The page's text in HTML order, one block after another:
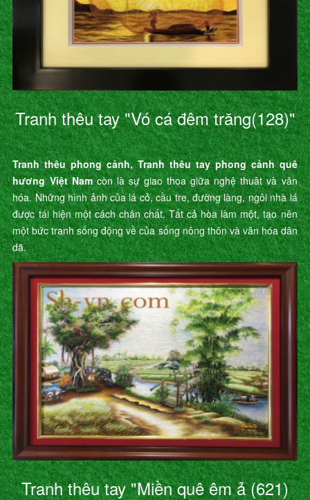
Tranh thêu tay "Vó cá đêm trăng(128)"
Tranh thêu phong cảnh, Tranh thêu tay phong cảnh quê
hương Việt Namcòn là sự giao thoa giữa nghệ thuât và văn
hóa. Những hình ảnh của lá cỏ, cầu tre, đường làng, ngôi nhà lá
được tái hiện một cách chân chất. Tất cả hòa làm một, tạo nên
một bức tranh sống động về của sống nông thôn và văn hóa dân
dã.
Tranh thêu tay "Miền quê êm ả (621)